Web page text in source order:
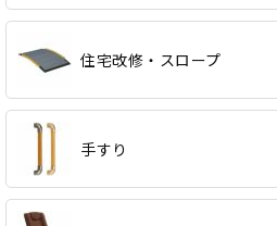
住宅改修・スロープ
手すり